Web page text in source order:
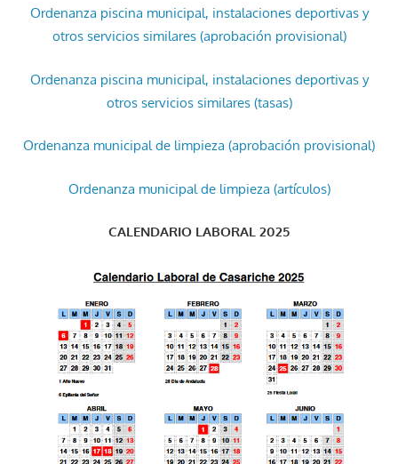
Ordenanza piscina municipal, instalaciones deportivas y
otros servicios similares (aprobación provisional)
Ordenanza piscina municipal, instalaciones deportivas y
otros servicios similares (tasas)
Ordenanza municipal de limpieza (aprobación provisional)
Ordenanza municipal de limpieza (artículos)
CALENDARIO LABORAL 2025